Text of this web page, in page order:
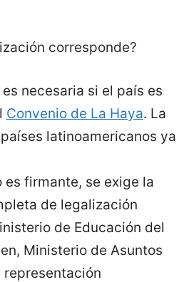
corresponde?
necesaria si el país es
Convenio de La Haya. La
latinoamericanos ya
es firmante, se exige la
de legalización
de Educación del
Ministerio de Asuntos
representación